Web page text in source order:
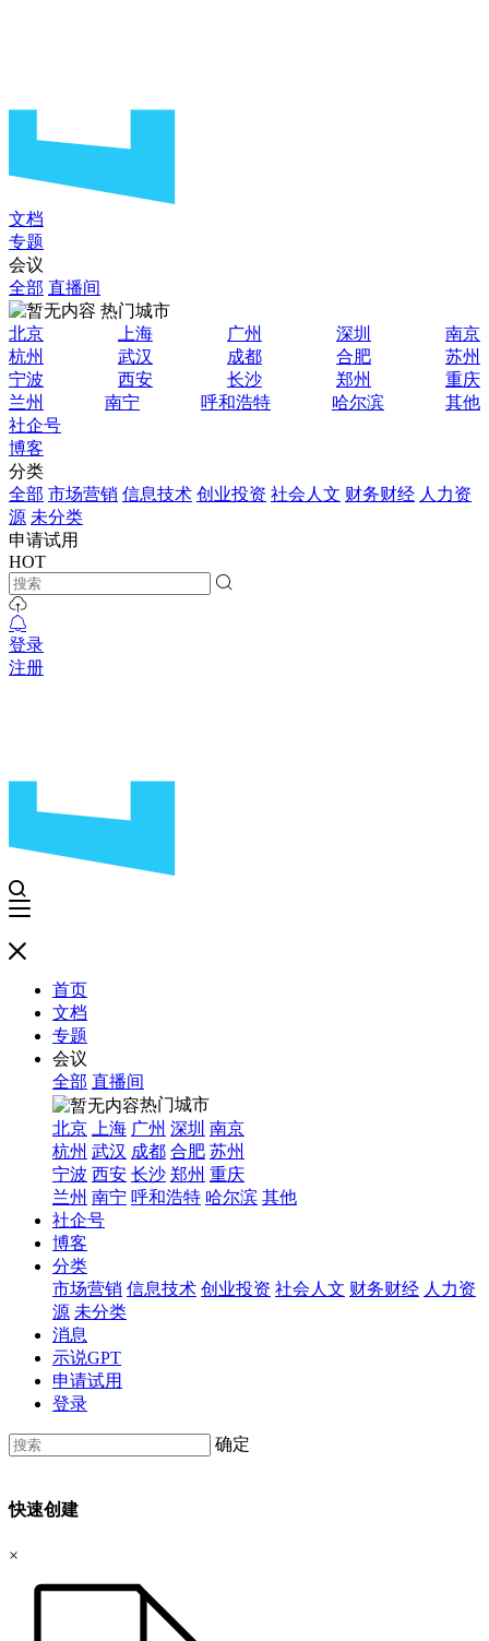
文档
专题
会议
全部 直播间
热门城市
北京
上海 广州 深圳
南京
杭州
武汉 成都 合肥
苏州
宁波
西安 长沙 郑州
重庆
兰州
南宁 呼和浩特 哈尔滨
其他
社企号
博客
分类
全部 市场营销 信息技术 创业投资 社会人文 财务财经 人力资
源 未分类
申请试用
HOT
登录
注册
首页
文档
专题
会议
全部 直播间
热门城市
北京
上海 广州 深圳 南京
杭州 武汉 成都 合肥 苏州
宁波 西安 长沙 郑州 重庆
兰州 南宁 呼和浩特 哈尔滨 其他
社企号
博客
分类
市场营销 信息技术 创业投资 社会人文 财务财经 人力资
源 未分类
消息
示说GPT
申请试用
登录
确定
快速创建
×